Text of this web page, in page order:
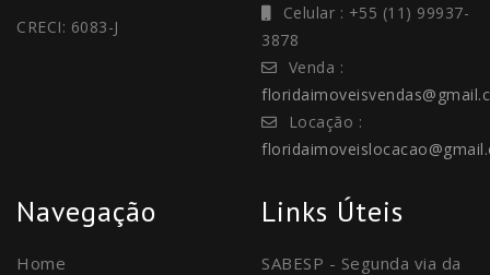
CRECI: 6083-J
Celular : +55 (11) 99937-
3878
Venda :
Locação :
Navegação
Home
Links Úteis
SABESP - Segunda via da